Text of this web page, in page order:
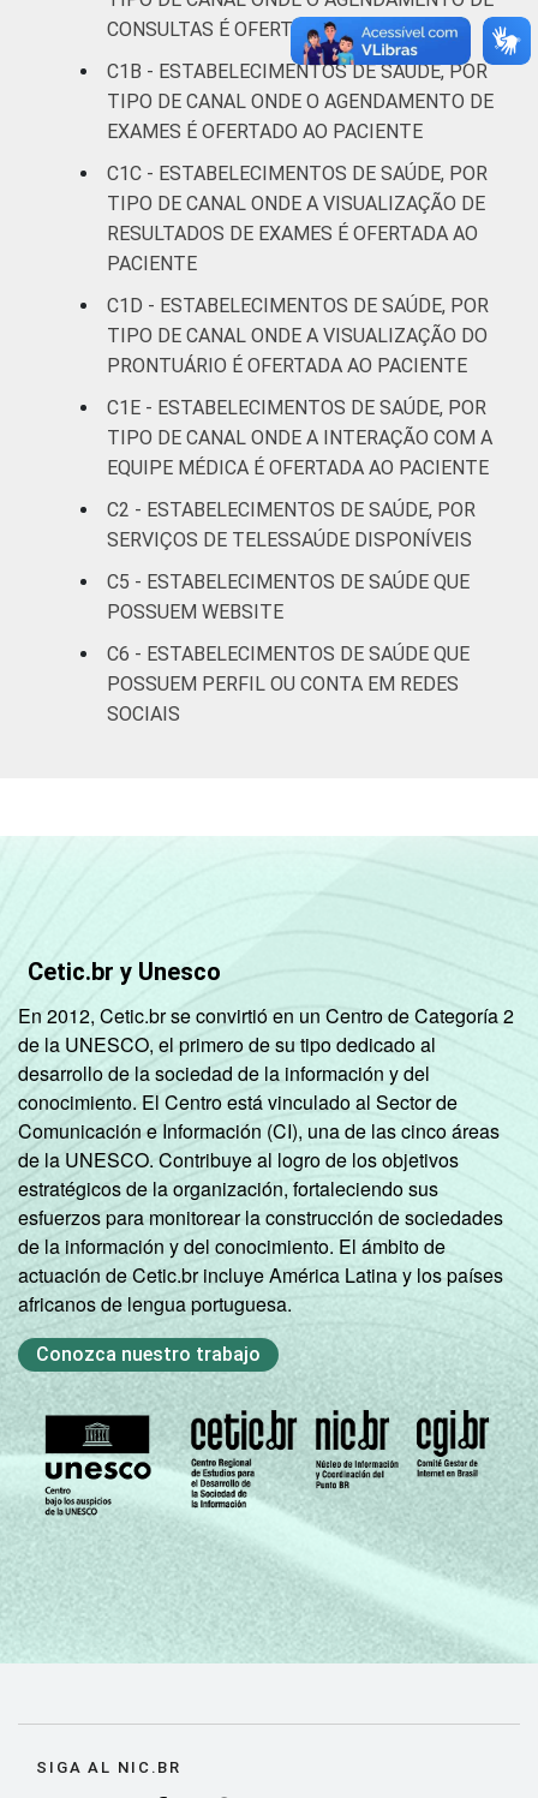
IDENTIFICAÇÃO DE
UNIDADE BÁSICA
DE SAÚDE
UBS 19
Não UBS 35
Interior 27
Fonte: CGI/NIC.br, Centro Regional de
Estudos para o Desenvolvimento da
Sociedade da Informação (Cetic.br),
Pesquisa sobre o uso das tecnologias de
estabelecimentos de saúde brasileiros – TIC
Saúde 2021.
CONSULTAS É OFERTADO AO PACIENTE
C1B - ESTABELECIMENTOS DE SAÚDE, POR
TIPO DE CANAL ONDE O AGENDAMENTO DE
EXAMES É OFERTADO AO PACIENTE
C1C - ESTABELECIMENTOS DE SAÚDE, POR
TIPO DE CANAL ONDE A VISUALIZAÇÃO DE
RESULTADOS DE EXAMES É OFERTADA AO
PACIENTE
C1D - ESTABELECIMENTOS DE SAÚDE, POR
TIPO DE CANAL ONDE A VISUALIZAÇÃO DO
PRONTUÁRIO É OFERTADA AO PACIENTE
C1E - ESTABELECIMENTOS DE SAÚDE, POR
TIPO DE CANAL ONDE A INTERAÇÃO COM A
EQUIPE MÉDICA É OFERTADA AO PACIENTE
C2 - ESTABELECIMENTOS DE SAÚDE, POR
SERVIÇOS DE TELESSAÚDE DISPONÍVEIS
C5 - ESTABELECIMENTOS DE SAÚDE QUE
POSSUEM WEBSITE
C6 - ESTABELECIMENTOS DE SAÚDE QUE
POSSUEM PERFIL OU CONTA EM REDES
SOCIAIS
Cetic.br y Unesco
En 2012, Cetic.br se convirtió en un Centro de Categoría 2
de la UNESCO, el primero de su tipo dedicado al
desarrollo de la sociedad de la información y del
conocimiento. El Centro está vinculado al Sector de
Comunicación e Información (CI), una de las cinco áreas
de la UNESCO. Contribuye al logro de los objetivos
estratégicos de la organización, fortaleciendo sus
esfuerzos para monitorear la construcción de sociedades
de la información y del conocimiento. El ámbito de
actuación de Cetic.br incluye América Latina y los países
africanos de lengua portuguesa.
Conozca nuestro trabajo
SIGA AL NIC.BR